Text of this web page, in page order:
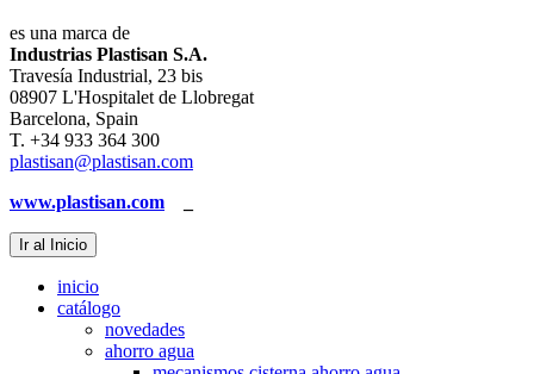
es una marca de
Industrias Plastisan S.A.
Travesía Industrial, 23 bis
08907 L'Hospitalet de Llobregat
Barcelona, Spain
T. +34 933 364 300
plastisan@plastisan.com
www.plastisan.com
Ir al Inicio
inicio
catálogo
novedades
ahorro agua